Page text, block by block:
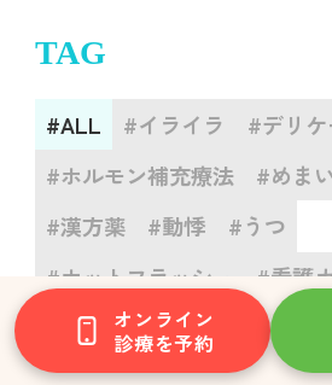
TAG
#ALL #イライラ
#デリ
#ホルモン補充療法
#めま
#漢方薬
#動悸
#うつ
#ホットフラッシュ
#看護
#腰痛・関節痛
#不安感
#基礎知識
#睡眠 #更年
オンライン
診療を予約